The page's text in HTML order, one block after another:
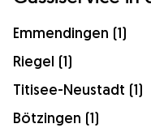
Emmendingen (1)
Riegel (1)
Titisee-Neustadt (1)
Bötzingen (1)